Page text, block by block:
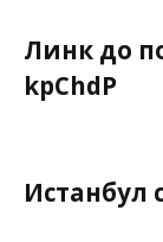
Линк до
kpChdP
Истанбул